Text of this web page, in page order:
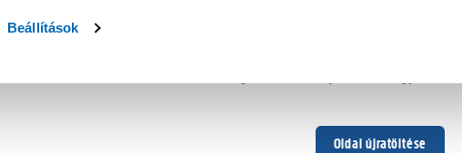
Beállítások
Oldal újratöltése